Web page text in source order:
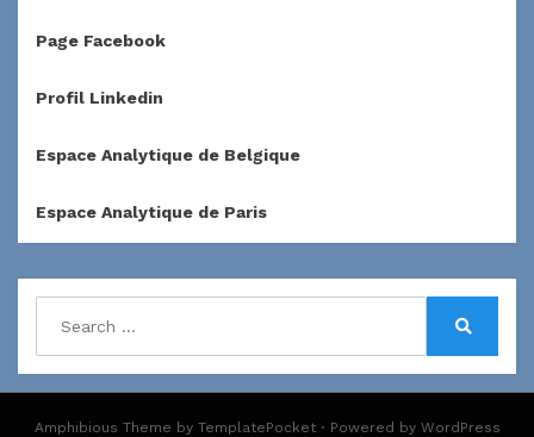
Page Facebook
Profil Linkedin
Espace Analytique de Belgique
Espace Analytique de Paris
for:
Amphibious Theme by TemplatePocket ⋅ Powered by WordPress